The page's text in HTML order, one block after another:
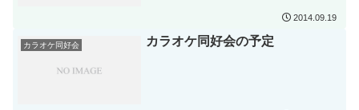
2014.09.19
カラオケ同好会 カラオケ同好会の予定